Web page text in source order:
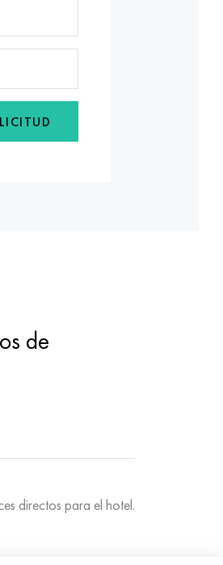
de
directos para el hotel.